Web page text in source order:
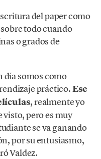
del paper como
todo cuando
o grados de
día somos como
práctico.Ese
, realmente yo
pero es muy
se va ganando
por su entusiasmo,
Valdez.